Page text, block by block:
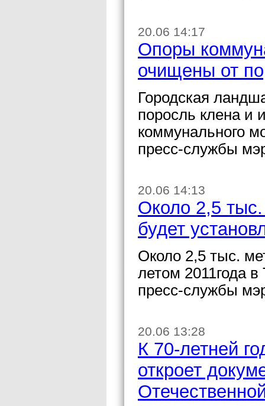
20.06 14:17
Опоры
очищены от
Городская
поросль клена и
коммунального
пресс-службы
20.06 14:13
Около 2,5
будет
Около 2,5 тыс.
летом 2011года
пресс-службы
20.06 13:28
К 70-летней
откроет